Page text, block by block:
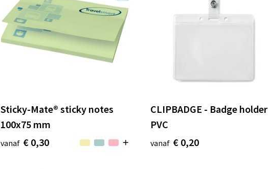
Sticky-Mate® sticky notes
100x75 mm
vanaf € 0,30
CLIPBADGE - Badge holder
PVC
vanaf € 0,20